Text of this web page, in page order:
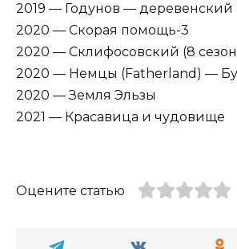
2019 — Годунов —
2020 — Скорая помощь-3
2020 — Склифосовский (8
2020 — Немцы (Fatherland) —
2020 — Земля Эльзы
2021 — Красавица и чудовище
Оцените статью